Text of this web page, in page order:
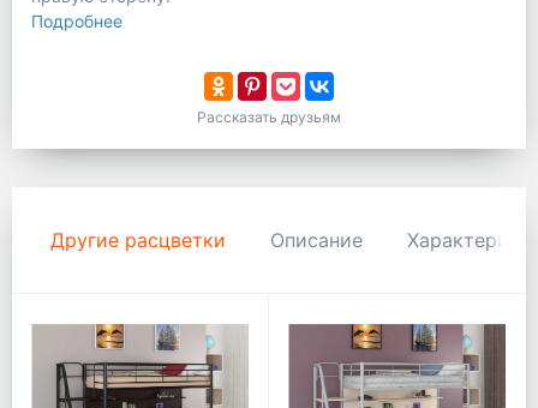
Подробнее
Рассказать друзьям
Другие расцветки Описание